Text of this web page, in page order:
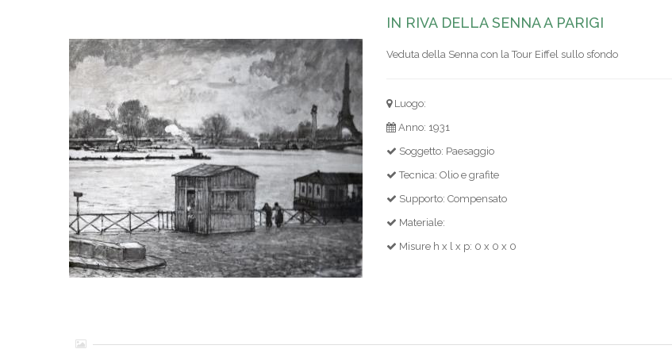
IN RIVA DELLA SENNA A PARIGI
Veduta della Senna con la Tour Eiffel sullo sfondo
Luogo:
Anno: 1931
Soggetto: Paesaggio
Tecnica: Olio e grafite
Supporto: Compensato
Materiale:
Misure h x l x p: 0 x 0 x 0